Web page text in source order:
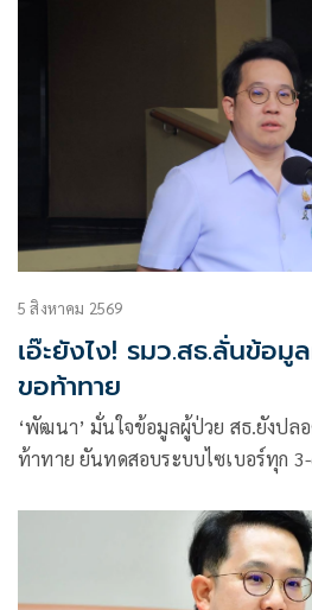
5 สิงหาคม 2569
เอ๊ะยังไง! รมว.สธ.ลั่นข้อ
ขอท้าทาย
‘พัฒนา’ มั่นใจข้อมูลผู้ป่วย สธ.ยังปล
ท้าทาย ยันทดสอบระบบไซเบอร์ทุก